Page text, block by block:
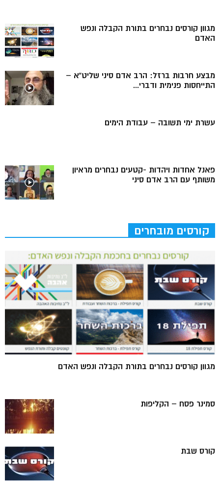
מגוון קורסים נבחרים בתורת הקבלה ונפש
האדם
מבצע חרבות ברזל: הרב אדם סיני שליט”א –
התייחסות פנימית ודברי...
עשרת ימי תשובה – עבודת הימים
פאנל אחדות ויהדות -קטעים נבחרים מראיון
משותף עם הרב אדם סיני
קורסים מובחרים
מגוון קורסים נבחרים בתורת הקבלה ונפש האדם
סמינר פסח – הקליפות
קורס שבת